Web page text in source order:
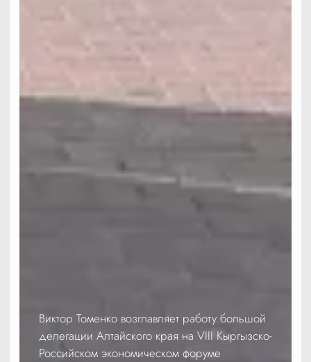
Виктор Томенко возглавляет работу большой
делегации Алтайского края на VIII Кыргызско-
Российском экономическом форуме